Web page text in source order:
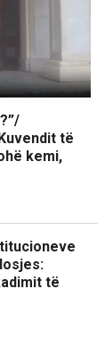
të
kemi,
të